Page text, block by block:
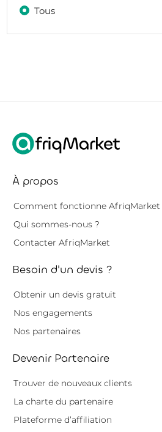
Tous
À propos
Comment fonctionne AfriqMarket
Qui sommes-nous ?
Contacter AfriqMarket
Besoin d'un devis ?
Obtenir un devis gratuit
Nos engagements
Nos partenaires
Devenir Partenaire
Trouver de nouveaux clients
La charte du partenaire
Plateforme d’affiliation